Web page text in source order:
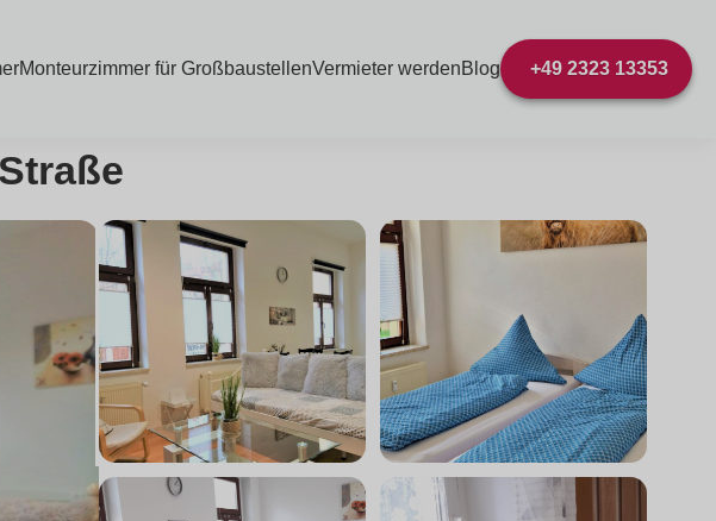
Monteurzimmer für GroßbaustellenVermieter werdenBlog +49 2323 13353